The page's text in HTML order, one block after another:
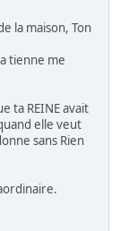
la maison, Ton
tienne me
ta REINE avait
elle veut
sans Rien